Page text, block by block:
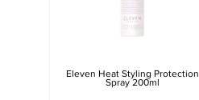
Eleven Heat Styling Protection
Spray 200ml